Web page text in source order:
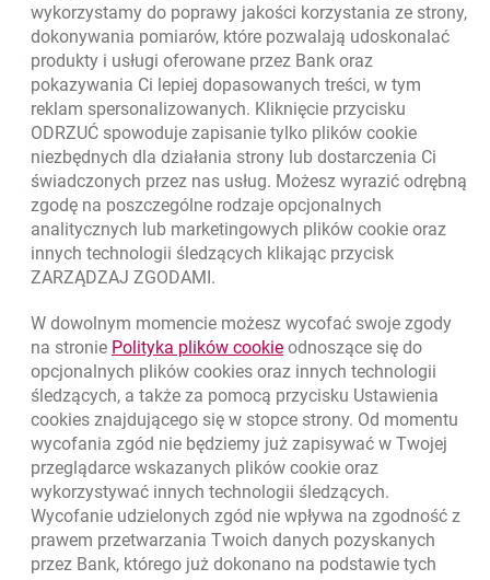
Złóż wniosek przez internet
Skontaktuj się ze Specjalistą
O banku
Kursy wymiany walut
Kursy wymiany walut. Data aktualizacji: 5.08.2026, 12:49:02
WALUTA KUPNO SPRZEDAŻ
EUR 4.1406 4.4633
USD 3.8653
CHF 4.4317 4.777
GBP 4.8313 5.2077
5.08.2026, 12:49:02
Odpowiedzialny biznes
Regulacje zewnętrzne
wykorzystamy do poprawy jakości korzystania ze strony,
dokonywania pomiarów, które pozwalają udoskonalać
produkty i usługi oferowane przez Bank oraz
pokazywania Ci lepiej dopasowanych treści, w tym
reklam spersonalizowanych. Kliknięcie przycisku
ODRZUĆ spowoduje zapisanie tylko plików cookie
niezbędnych dla działania strony lub dostarczenia Ci
świadczonych przez nas usług. Możesz wyrazić odrębną
zgodę na poszczególne rodzaje opcjonalnych
analitycznych lub marketingowych plików cookie oraz
innych technologii śledzących klikając przycisk
ZARZĄDZAJ ZGODAMI.
W dowolnym momencie możesz wycofać swoje zgody
na stronie Polityka plików cookielink otwiera się w nowym
odnoszące się do
opcjonalnych plików cookies oraz innych technologii
śledzących, a także za pomocą przycisku Ustawienia
cookies znajdującego się w stopce strony. Od momentu
wycofania zgód nie będziemy już zapisywać w Twojej
przeglądarce wskazanych plików cookie oraz
wykorzystywać innych technologii śledzących.
Wycofanie udzielonych zgód nie wpływa na zgodność z
prawem przetwarzania Twoich danych pozyskanych
przez Bank, którego już dokonano na podstawie tych